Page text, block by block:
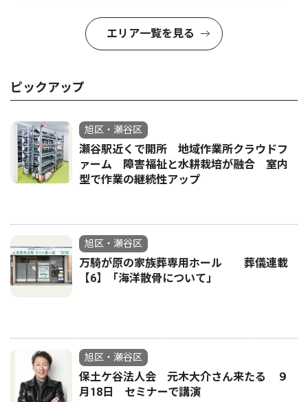
エリア一覧を見る
ピックアップ
旭区・瀬谷区
瀬谷駅近くで開所 地域作業所クラウドフ
ァーム 障害福祉と水耕栽培が融合 室内
型で作業の継続性アップ
旭区・瀬谷区
万騎が原の家族葬専用ホール 葬儀連載
【6】「海洋散骨について」
旭区・瀬谷区
保土ケ谷法人会 元木大介さん来たる ９
月18日 セミナーで講演